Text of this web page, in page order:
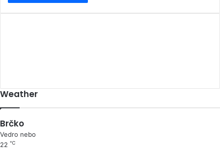
Weather
Brčko
Vedro nebo
22 ℃